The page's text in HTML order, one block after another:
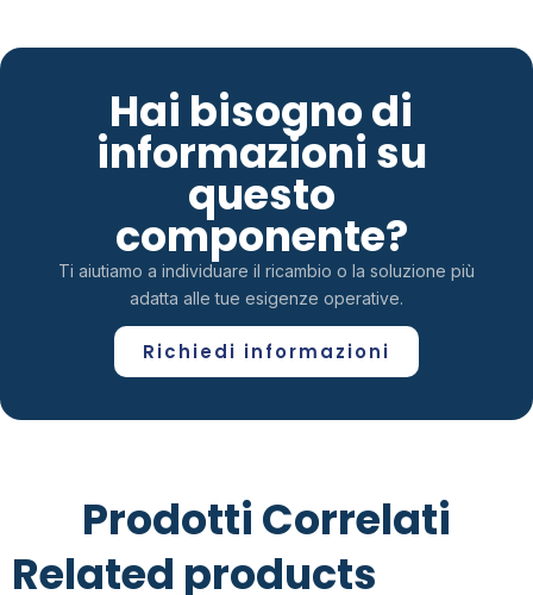
Hai bisogno di
informazioni su
questo
componente?
Ti aiutiamo a individuare il ricambio o la soluzione più
adatta alle tue esigenze operative.
Richiedi informazioni
Prodotti Correlati
Related products